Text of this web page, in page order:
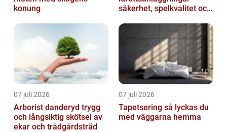
konung
säkerhet, spelkvalitet och
07 juli 2026
Arborist danderyd trygg
och långsiktig skötsel av
ekar och trädgårdsträd
07 juli 2026
Tapetsering så lyckas du
med väggarna hemma